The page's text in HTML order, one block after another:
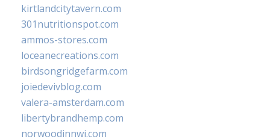
kirtlandcitytavern.com
301nutritionspot.com
ammos-stores.com
loceanecreations.com
birdsongridgefarm.com
joiedevivblog.com
valera-amsterdam.com
libertybrandhemp.com
norwoodinnwi.com